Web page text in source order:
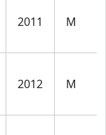
2011 M
2012 M